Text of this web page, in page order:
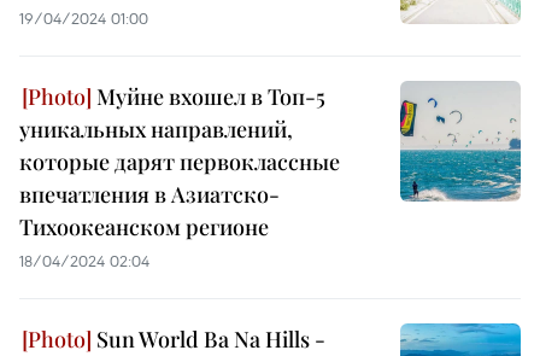
19/04/2024 01:00
Муйне вхошел в Топ-5
уникальных направлений,
которые дарят первоклассные
впечатления в Азиатско-
Тихоокеанском регионе
18/04/2024 02:04
Sun World Ba Na Hills -